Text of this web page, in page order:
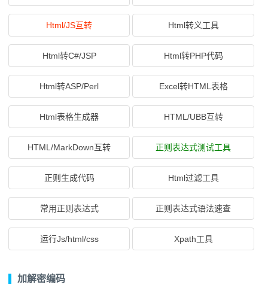
Html/JS互转 Html转义工具
Html转C#/JSP Html转PHP代码
Html转ASP/Perl Excel转HTML表格
Html表格生成器 HTML/UBB互转
HTML/MarkDown互转 正则表达式测试工具
正则生成代码 Html过滤工具
常用正则表达式 正则表达式语法速查
运行Js/html/css Xpath工具
加解密编码